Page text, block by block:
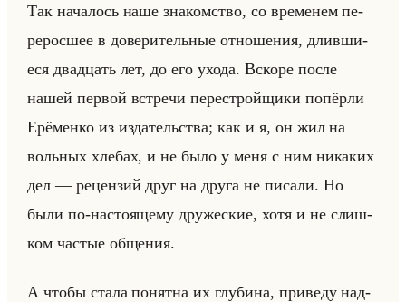
Так на­ча­лось наше зна­ком­ство, со вре­ме­нем пе­
ре­рос­шее в до­ве­ри­тельные от­но­ше­ния, длив­ши­
еся два­дцать лет, до его ухода. Вско­ре после
нашей пер­вой встре­чи пе­ре­стройщи­ки по­пёр­ли
Ерё­мен­ко из из­да­тельства; как и я, он жил на
вольных хле­бах, и не было у меня с ним ни­ка­ких
дел — ре­цен­зий друг на друга не пи­са­ли. Но
были по-на­сто­яще­му дру­же­ские, хотя и не слиш­
ком ча­стые об­ще­ния.
А чтобы стала по­нят­на их глу­би­на, при­ве­ду над­